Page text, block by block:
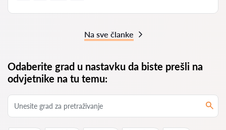
Na sve članke
Odaberite grad u nastavku da biste prešli na
odvjetnike na tu temu: